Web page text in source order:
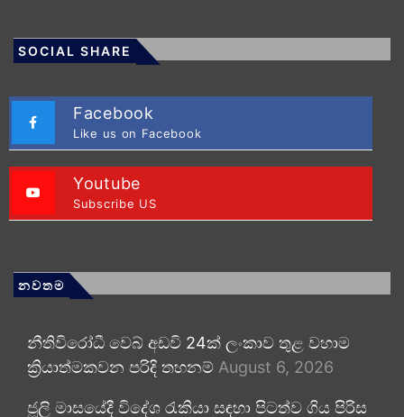
SOCIAL SHARE
Facebook
Like us on Facebook
Youtube
Subscribe US
නවතම
නීතිවිරෝධී වෙබ් අඩවි 24ක් ලංකාව තුළ වහාම
ක්‍රියාත්මකවන පරිදි තහනම් August 6, 2026
ජූලි මාසයේදී විදේශ රැකියා සඳහා පිටත්ව ගිය පිරිස